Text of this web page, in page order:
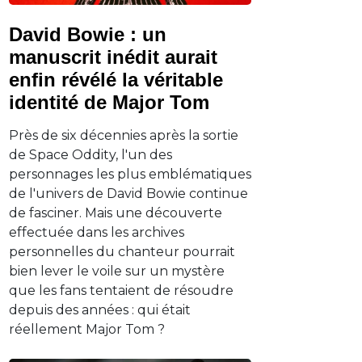
David Bowie : un
manuscrit inédit aurait
enfin révélé la véritable
identité de Major Tom
Près de six décennies après la sortie
de Space Oddity, l'un des
personnages les plus emblématiques
de l'univers de David Bowie continue
de fasciner. Mais une découverte
effectuée dans les archives
personnelles du chanteur pourrait
bien lever le voile sur un mystère
que les fans tentaient de résoudre
depuis des années : qui était
réellement Major Tom ?